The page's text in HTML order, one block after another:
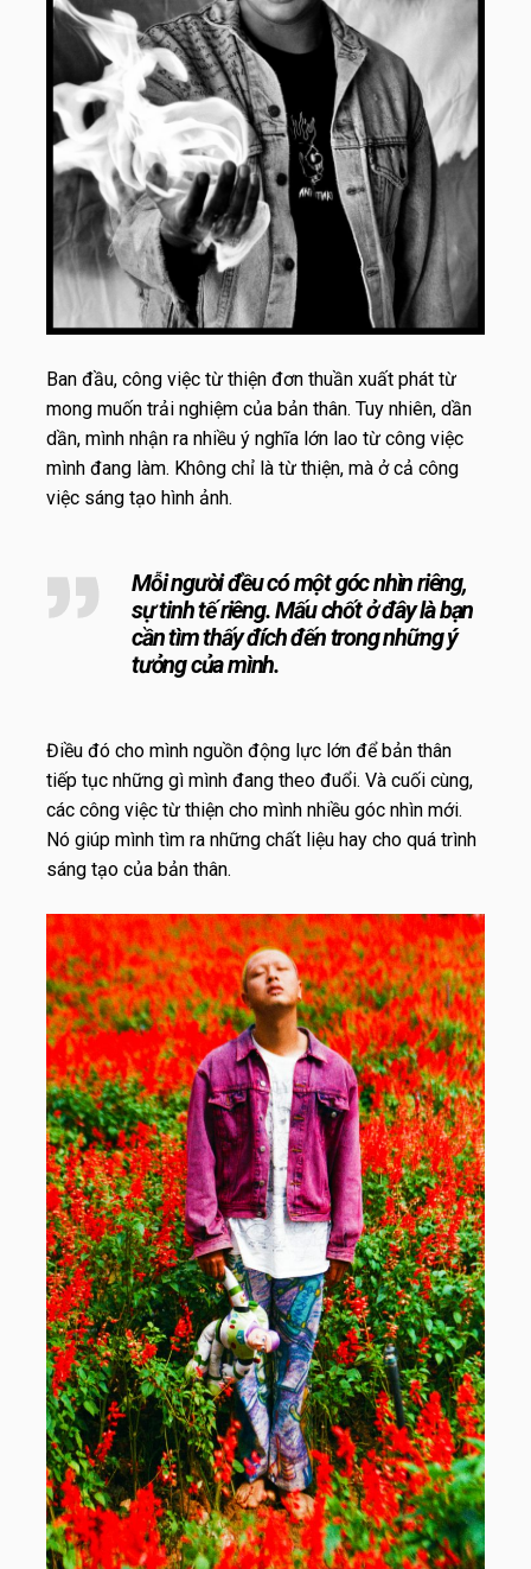
Ban đầu, công việc từ thiện đơn thuần xuất phát từ
mong muốn trải nghiệm của bản thân. Tuy nhiên, dần
dần, mình nhận ra nhiều ý nghĩa lớn lao từ công việc
mình đang làm. Không chỉ là từ thiện, mà ở cả công
việc sáng tạo hình ảnh.
Mỗi người đều có một góc nhìn riêng,
sự tinh tế riêng. Mấu chốt ở đây là bạn
cần tìm thấy đích đến trong những ý
tưởng của mình.
Điều đó cho mình nguồn động lực lớn để bản thân
tiếp tục những gì mình đang theo đuổi. Và cuối cùng,
các công việc từ thiện cho mình nhiều góc nhìn mới.
Nó giúp mình tìm ra những chất liệu hay cho quá trình
sáng tạo của bản thân.